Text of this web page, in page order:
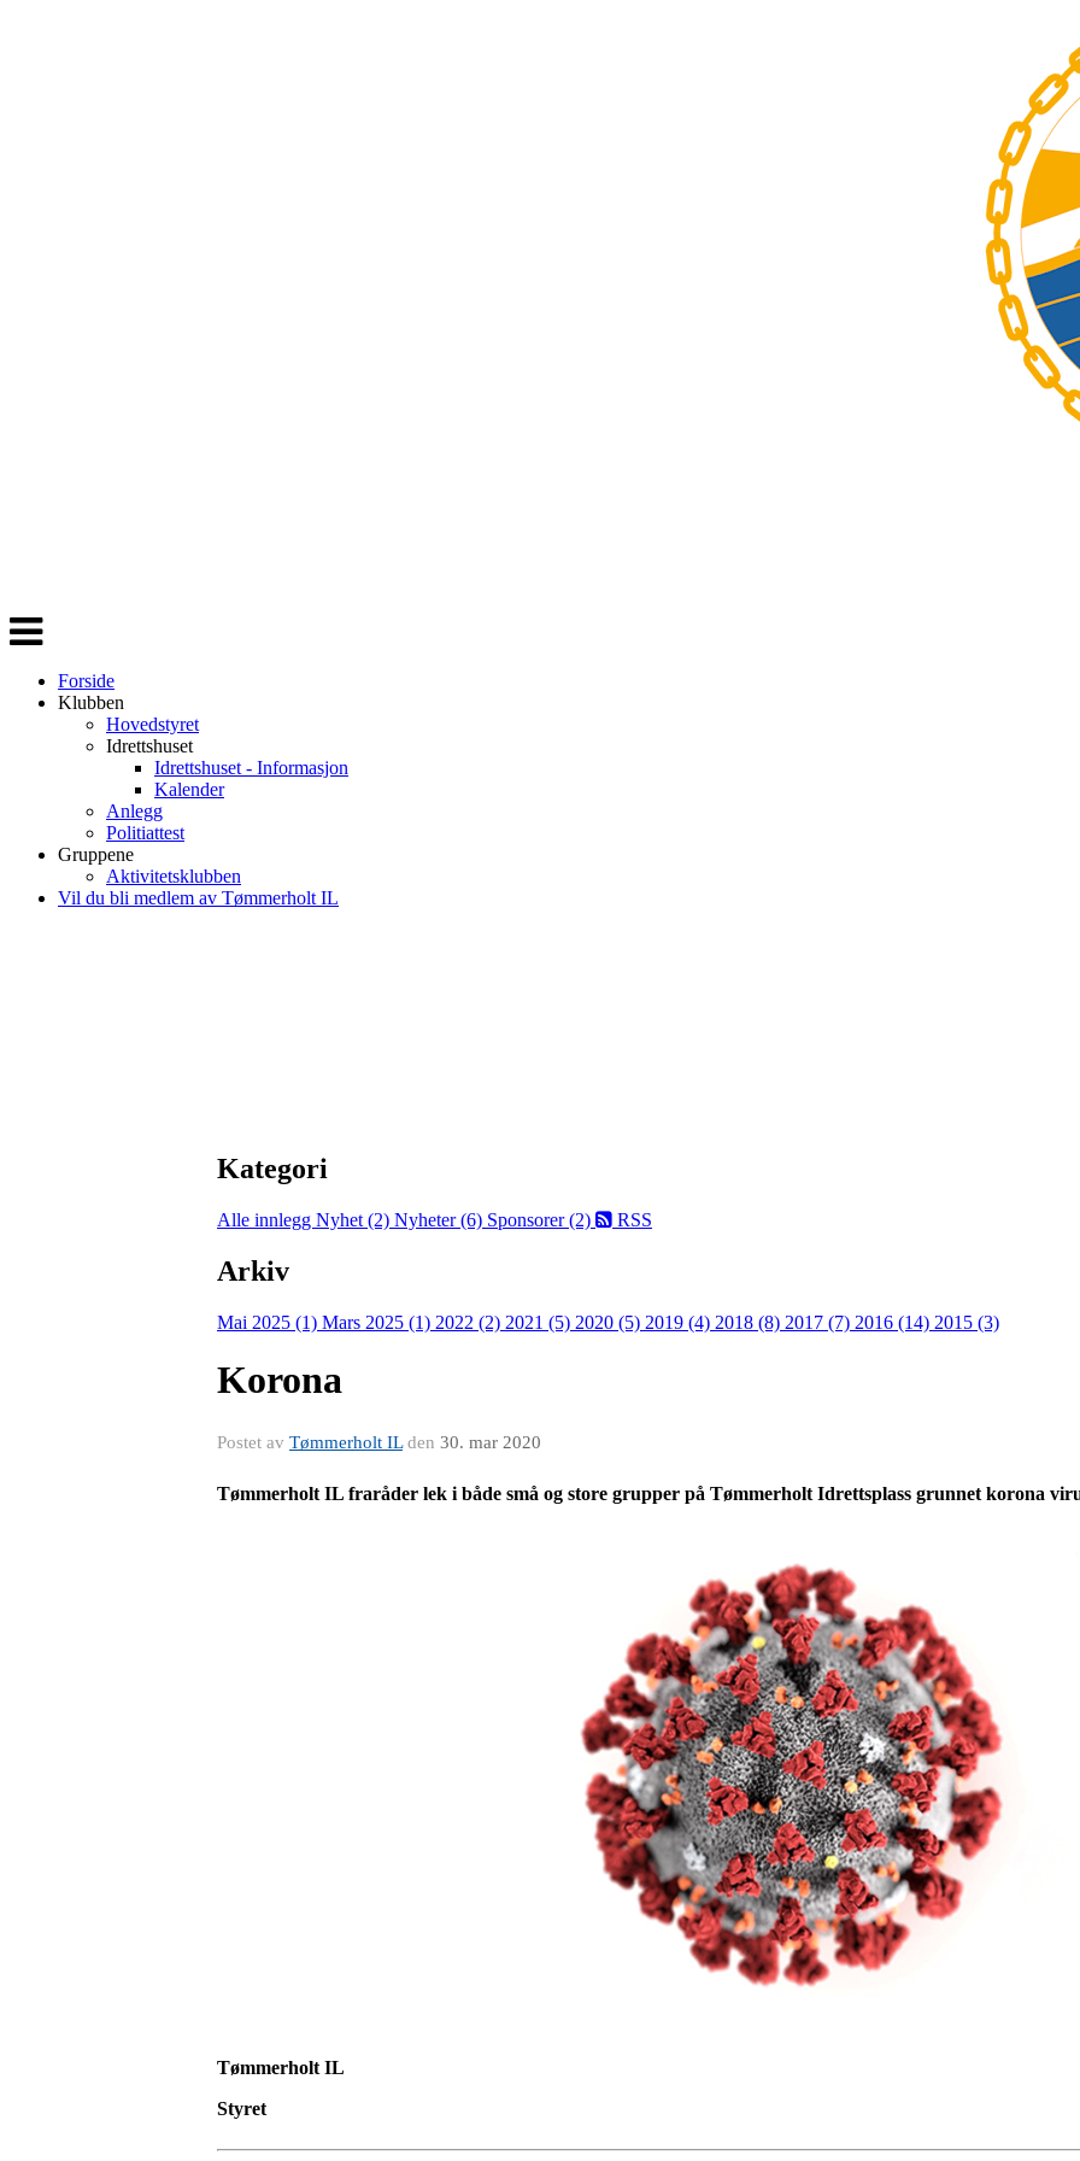
Veksle
navigasjon
Forside
Klubben
Hovedstyret
Idrettshuset
Idrettshuset - Informasjon
Kalender
Anlegg
Politiattest
Gruppene
Aktivitetsklubben
Vil du bli medlem av Tømmerholt IL
Kategori
Alle innlegg Nyhet (2) Nyheter (6) Sponsorer (2) RSS
Arkiv
Mai 2025 (1) Mars 2025 (1) 2022 (2) 2021 (5) 2020 (5) 2019 (4) 2018 (8) 2017 (7) 2016 (14) 2015 (3)
Korona
Postet av Tømmerholt ILden 30. mar 2020
Tømmerholt IL fraråder lek i både små og store grupper på Tømmerholt Idrettsplass grunnet korona
Tømmerholt IL
Styret